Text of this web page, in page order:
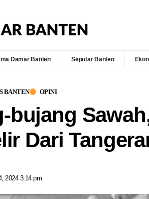
Damar Banten Seputar Banten
BANTEN OPINI
bujang
Dari
2024 3:14 pm